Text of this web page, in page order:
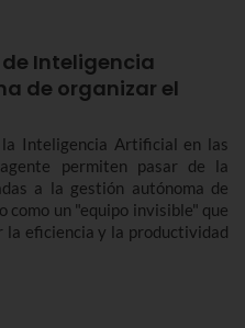
Inteligencia
de organizar el
Inteligencia Artificial en las
permiten pasar de la
a la gestión autónoma de
como un "equipo invisible" que
la eficiencia y la productividad